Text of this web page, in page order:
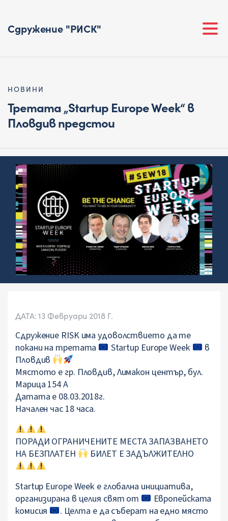
Сдружение "РИСК"
НОВИНИ
Третата „Startup Europe Week“ в
Пловдив предстои
ДАТА: 13 Февруари 2018 Г.
Сдружение RISK има удоволствието да те
покани на третата
Startup Europe Week
в
Пловдив
Мястото е гр. Пловдив, Лимакон център, бул.
Марица 154 А
Датата е 08.03.2018г.
Начален час 18 часа.
ПОРАДИ ОГРАНИЧЕНИТЕ МЕСТА ЗАПАЗВАНЕТО
НА БЕЗПЛАТЕН
БИЛЕТ Е ЗАДЪЛЖИТЕЛНО
Startup Europe Week е глобална инициатива,
организирана в целия свят от
Европейската
комисия
. Целта е да съберат на едно място